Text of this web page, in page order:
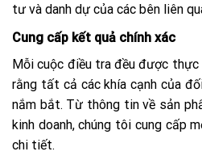
tư và danh dự của các bên liên
Cung cấp kết quả chính xác
Mỗi cuộc điều tra đều được
rằng tất cả các khía cạnh của
nắm bắt. Từ thông tin về sản
kinh doanh, chúng tôi cung cấp
chi tiết.